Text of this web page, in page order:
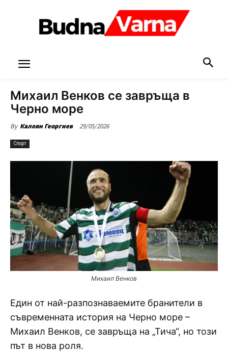
Михаил Венков се завръща в
Черно море
By Калоян Георгиев 29/05/2026
Спорт
Михаил Венков
Един от най-разпознаваемите бранители в
съвременната история на Черно море –
Михаил Венков, се завръща на „Тича“, но този
път в нова роля.